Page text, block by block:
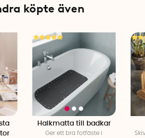
köpte även
Halkmatta till badkar
Ger ett bra fotfäste i